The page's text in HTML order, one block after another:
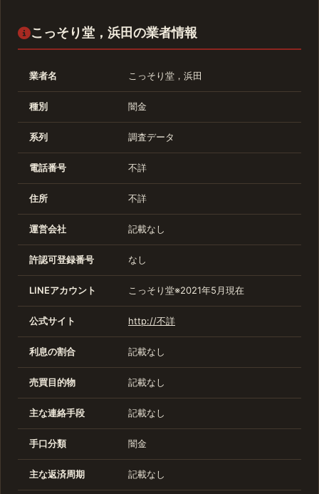
こっそり堂，浜田の業者情報
業者名 こっそり堂，浜田
種別 闇金
系列 調査データ
電話番号 不詳
住所 不詳
運営会社 記載なし
許認可登録番号 なし
LINEアカウント こっそり堂※2021年5月現在
公式サイト http://不詳
利息の割合 記載なし
売買目的物 記載なし
主な連絡手段 記載なし
手口分類 闇金
主な返済周期 記載なし